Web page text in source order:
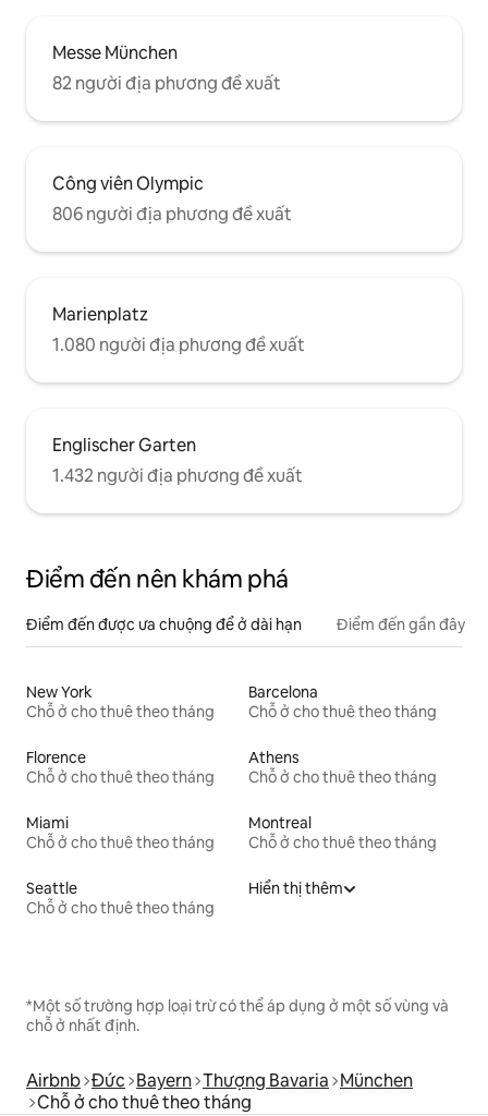
Messe München
82 người địa phương đề xuất
Công viên Olympic
806 người địa phương đề xuất
Marienplatz
1.080 người địa phương đề xuất
Englischer Garten
1.432 người địa phương đề xuất
Điểm đến nên khám phá
Điểm đến được ưa chuộng để ở dài hạn Điểm đến gần đây
New York
Chỗ ở cho thuê theo tháng
Barcelona
Chỗ ở cho thuê theo tháng
Florence
Chỗ ở cho thuê theo tháng
Athens
Chỗ ở cho thuê theo tháng
Miami
Chỗ ở cho thuê theo tháng
Montreal
Chỗ ở cho thuê theo tháng
Seattle
Chỗ ở cho thuê theo tháng
Hiển thị thêm
*Một số trường hợp loại trừ có thể áp dụng ở một số vùng và
chỗ ở nhất định.
Airbnb Đức Bayern Thượng Bavaria München
Chỗ ở cho thuê theo tháng